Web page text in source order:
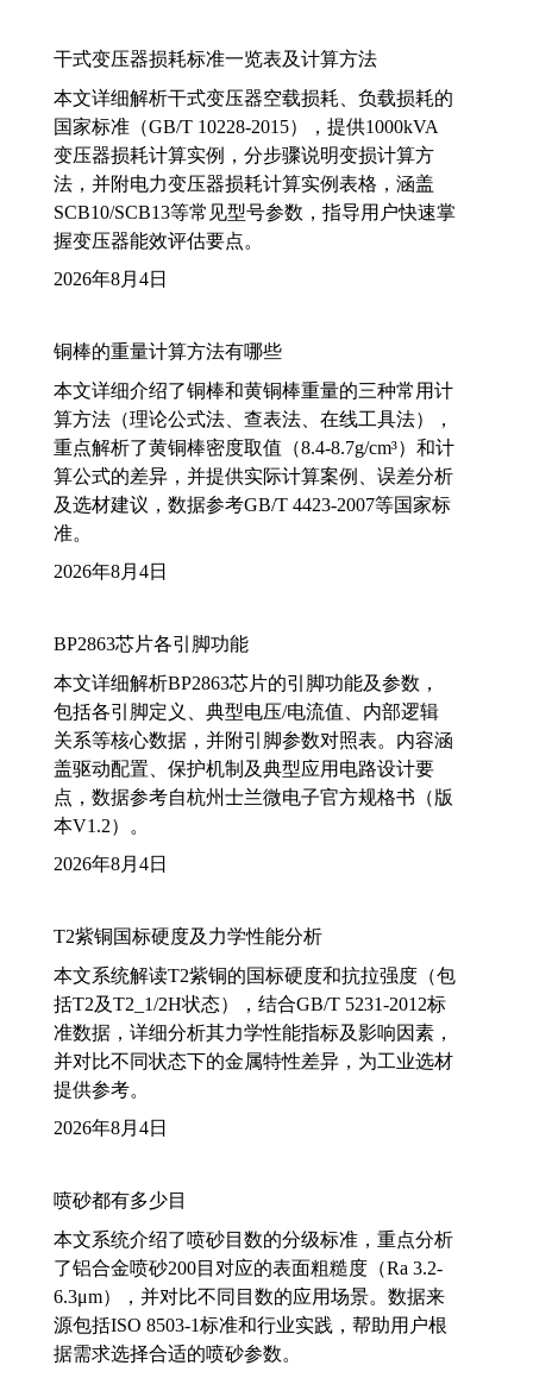
干式变压器损耗标准一览表及计算方法
本文详细解析干式变压器空载损耗、负载损耗的
国家标准（GB/T 10228-2015），提供1000kVA
变压器损耗计算实例，分步骤说明变损计算方
法，并附电力变压器损耗计算实例表格，涵盖
SCB10/SCB13等常见型号参数，指导用户快速掌
握变压器能效评估要点。
2026年8月4日
铜棒的重量计算方法有哪些
本文详细介绍了铜棒和黄铜棒重量的三种常用计
算方法（理论公式法、查表法、在线工具法），
重点解析了黄铜棒密度取值（8.4-8.7g/cm³）和计
算公式的差异，并提供实际计算案例、误差分析
及选材建议，数据参考GB/T 4423-2007等国家标
准。
2026年8月4日
BP2863芯片各引脚功能
本文详细解析BP2863芯片的引脚功能及参数，
包括各引脚定义、典型电压/电流值、内部逻辑
关系等核心数据，并附引脚参数对照表。内容涵
盖驱动配置、保护机制及典型应用电路设计要
点，数据参考自杭州士兰微电子官方规格书（版
本V1.2）。
2026年8月4日
T2紫铜国标硬度及力学性能分析
本文系统解读T2紫铜的国标硬度和抗拉强度（包
括T2及T2_1/2H状态），结合GB/T 5231-2012标
准数据，详细分析其力学性能指标及影响因素，
并对比不同状态下的金属特性差异，为工业选材
提供参考。
2026年8月4日
喷砂都有多少目
本文系统介绍了喷砂目数的分级标准，重点分析
了铝合金喷砂200目对应的表面粗糙度（Ra 3.2-
6.3μm），并对比不同目数的应用场景。数据来
源包括ISO 8503-1标准和行业实践，帮助用户根
据需求选择合适的喷砂参数。